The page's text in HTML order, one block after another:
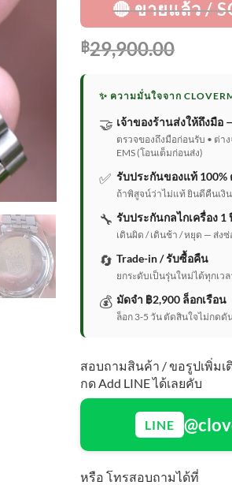
฿29,900.00
✨ ความมั่นใจจาก
🤝 เจ้าของร้านส่งให้ถึงมือ
ตรวจของถึงมือก่อนรับ • ต่า
EMS (โอนเต็มก่อนส่ง)
✅ รับประกันของแท้
ถ้าพิสูจน์ว่าไม่แท้ ยินดีคืนเงิ
🔧 รับประกันกลไกเครื่อง 1
เดินผิด / เดินช้า / หยุด — ส่ง
🔄 Trade-in / รับซื้อคืน
ยกระดับเป็นรุ่นใหม่ได้ทุกเวล
💰 มัดจำ ฿2,900 ล็อกเรือน
ล็อก 3-5 วัน ตัดสินใจไม่กดดั
สอบถามสินค้า / ขอรูปเพิ่มเ
กด Add LINE ได้เลยคับ
LINE
หรือ โทรสอบถามได้ที่